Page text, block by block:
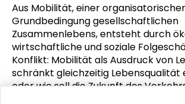
Aus Mobilität, einer
Grundbedingung gesellschaftlichen
Zusammenlebens, entsteht durch
wirtschaftliche und soziale
Konflikt: Mobilität als Ausdruck von
schränkt gleichzeitig Lebensqualität
oder wie soll die Zukunft des